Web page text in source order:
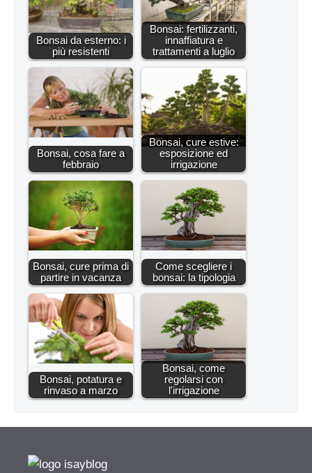
Bonsai da esterno: i
più resistenti
Bonsai: fertilizzanti,
innaffiatura e
trattamenti a luglio
Bonsai, cosa fare a
febbraio
Bonsai, cure estive:
esposizione ed
irrigazione
Bonsai, cure prima di
partire in vacanza
Come scegliere i
bonsai: la tipologia
Bonsai, potatura e
rinvaso a marzo
Bonsai, come
regolarsi con
l'irrigazione